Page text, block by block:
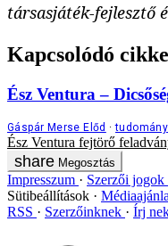
társasjáték-fejlesztő
Kapcsolódó
Ész Ventura –
Gáspár Merse Előd tudomány
Ész Ventura fejtörő
Megosztás
Impresszum Szerzői jogok
Sütibeállítások
RSS
Szerzőinknek Írj